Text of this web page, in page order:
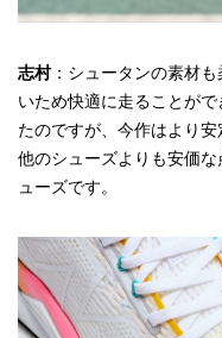
志村：シュータンの素材
いため快適に走ることが
たのですが、今作はより安
他のシューズよりも安価
ューズです。